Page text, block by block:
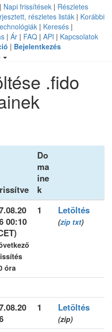
| Napi frissítések | Részletes
részletes listák | Korábbi
| Keresés |
| Ár | FAQ | API | Kapcsolatok
| Bejelentkezés
.fido
Do
ma
ine
k
00:10
óra
1 Letöltés
(zip txt)
1 Letöltés
(zip)